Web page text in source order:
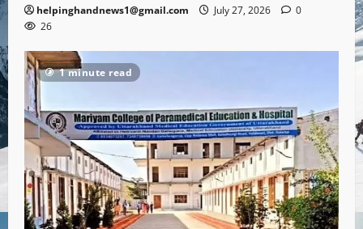
helpinghandnews1@gmail.com July 27, 2026
0
26
1 minute read